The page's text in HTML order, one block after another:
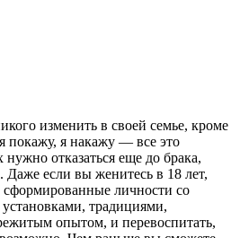
изменить в своей семье, кроме
покажу, я накажу — все это
отказаться еще до брака,
Даже если вы женитесь в 18 лет,
личности со
традициями,
опытом, и перевоспитать,